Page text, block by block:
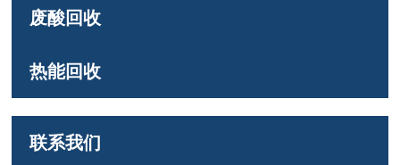
废酸回收
热能回收
联系我们